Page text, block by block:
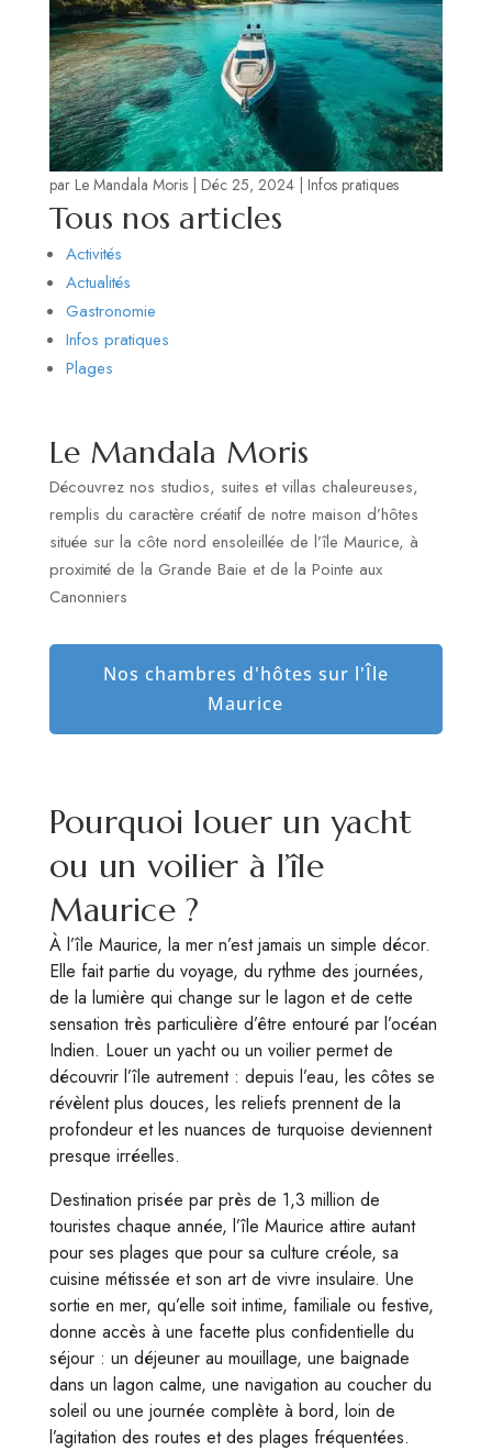
par Le Mandala Moris| Déc 25, 2024| Infos pratiques
Tous nos articles
Activités
Actualités
Gastronomie
Infos pratiques
Plages
Le Mandala Moris
Découvrez nos studios, suites et villas chaleureuses,
remplis du caractère créatif de notre maison d’hôtes
située sur la côte nord ensoleillée de l’île Maurice, à
proximité de la Grande Baie et de la Pointe aux
Canonniers
Nos chambres d'hôtes sur l'Île
Maurice
Pourquoi louer un yacht
ou un voilier à l’île
Maurice ?
À l’île Maurice, la mer n’est jamais un simple décor.
Elle fait partie du voyage, du rythme des journées,
de la lumière qui change sur le lagon et de cette
sensation très particulière d’être entouré par l’océan
Indien. Louer un yacht ou un voilier permet de
découvrir l’île autrement : depuis l’eau, les côtes se
révèlent plus douces, les reliefs prennent de la
profondeur et les nuances de turquoise deviennent
presque irréelles.
Destination prisée par près de 1,3 million de
touristes chaque année, l’île Maurice attire autant
pour ses plages que pour sa culture créole, sa
cuisine métissée et son art de vivre insulaire. Une
sortie en mer, qu’elle soit intime, familiale ou festive,
donne accès à une facette plus confidentielle du
séjour : un déjeuner au mouillage, une baignade
dans un lagon calme, une navigation au coucher du
soleil ou une journée complète à bord, loin de
l’agitation des routes et des plages fréquentées.